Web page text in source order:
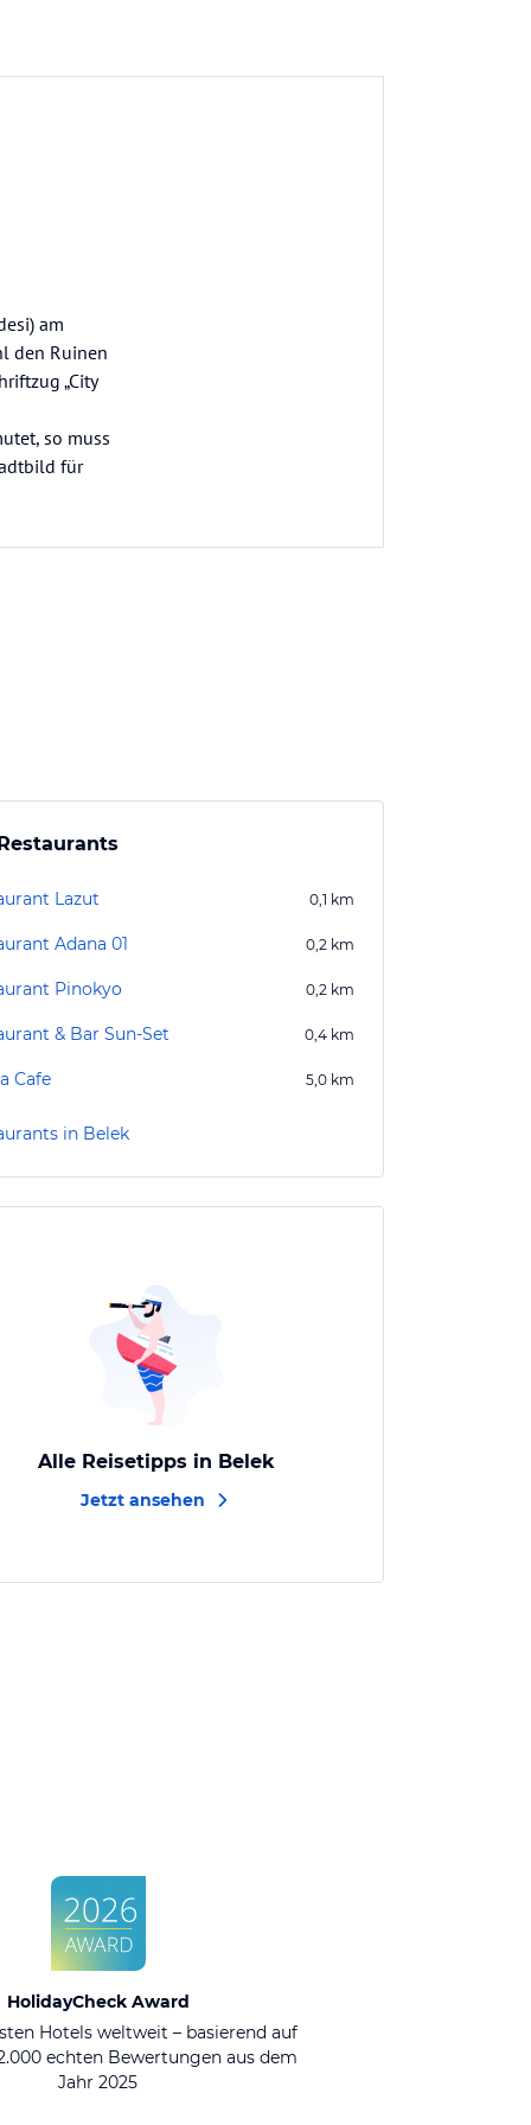
am
den Ruinen
„City
so muss
für
Lazut 0,1 km
Adana 01 0,2 km
Pinokyo 0,2 km
& Bar Sun-Set 0,4 km
Cafe 5,0 km
in Belek
Alle Reisetipps in Belek
Jetzt ansehen
HolidayCheck Award
Hotels weltweit – basierend auf
echten Bewertungen aus dem
Jahr 2025